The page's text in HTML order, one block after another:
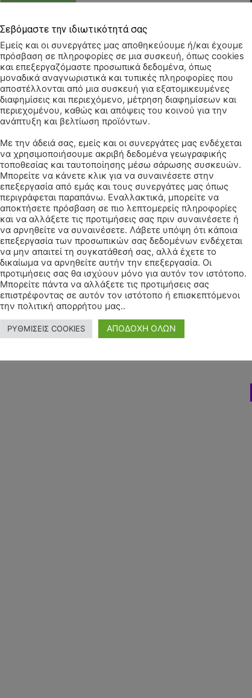
Σεβόμαστε την ιδιωτικότητά σας
Εμείς και οι συνεργάτες μας αποθηκεύουμε ή/και έχουμε
πρόσβαση σε πληροφορίες σε μια συσκευή, όπως cookies
και επεξεργαζόμαστε προσωπικά δεδομένα, όπως
μοναδικά αναγνωριστικά και τυπικές πληροφορίες που
αποστέλλονται από μια συσκευή για εξατομικευμένες
διαφημίσεις και περιεχόμενο, μέτρηση διαφημίσεων και
περιεχομένου, καθώς και απόψεις του κοινού για την
ανάπτυξη και βελτίωση προϊόντων.
Με την άδειά σας, εμείς και οι συνεργάτες μας ενδέχεται
να χρησιμοποιήσουμε ακριβή δεδομένα γεωγραφικής
τοποθεσίας και ταυτοποίησης μέσω σάρωσης συσκευών.
Μπορείτε να κάνετε κλικ για να συναινέσετε στην
επεξεργασία από εμάς και τους συνεργάτες μας όπως
περιγράφεται παραπάνω. Εναλλακτικά, μπορείτε να
αποκτήσετε πρόσβαση σε πιο λεπτομερείς πληροφορίες
και να αλλάξετε τις προτιμήσεις σας πριν συναινέσετε ή
να αρνηθείτε να συναινέσετε. Λάβετε υπόψη ότι κάποια
επεξεργασία των προσωπικών σας δεδομένων ενδέχεται
να μην απαιτεί τη συγκατάθεσή σας, αλλά έχετε το
δικαίωμα να αρνηθείτε αυτήν την επεξεργασία. Οι
προτιμήσεις σας θα ισχύουν μόνο για αυτόν τον ιστότοπο.
Μπορείτε πάντα να αλλάξετε τις προτιμήσεις σας
επιστρέφοντας σε αυτόν τον ιστότοπο ή επισκεπτόμενοι
την πολιτική απορρήτου μας..
ΡΥΘΜΙΣΕΙΣ COOKIES ΑΠΟΔΟΧΗ ΟΛΩΝ